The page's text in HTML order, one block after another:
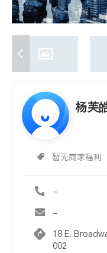
杨芙
暂无商家福利
-
-
18 E.
002